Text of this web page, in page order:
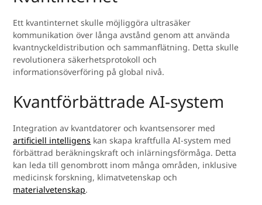
Ett kvantinternet skulle möjliggöra ultrasäker
kommunikation över långa avstånd genom att använda
kvantnyckeldistribution och sammanflätning. Detta skulle
revolutionera säkerhetsprotokoll och
informationsöverföring på global nivå.
Kvantförbättrade AI-system
Integration av kvantdatorer och kvantsensorer med
artificiell intelligens kan skapa kraftfulla AI-system med
förbättrad beräkningskraft och inlärningsförmåga. Detta
kan leda till genombrott inom många områden, inklusive
medicinsk forskning, klimatvetenskap och
materialvetenskap.